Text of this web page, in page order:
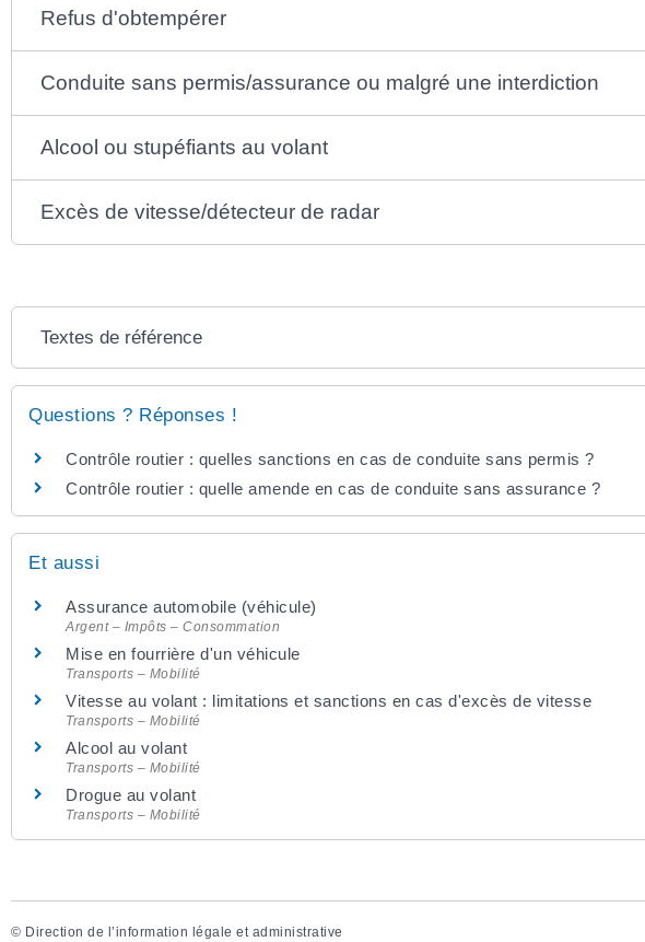
Refus d'obtempérer
Conduite sans permis/assurance ou malgré une interdiction
Alcool ou stupéfiants au volant
Excès de vitesse/détecteur de radar
Textes de référence
Questions ? Réponses !
Contrôle routier : quelles sanctions en cas de conduite sans permis ?
Contrôle routier : quelle amende en cas de conduite sans assurance ?
Et aussi
Assurance automobile (véhicule)
Argent – Impôts – Consommation
Mise en fourrière d'un véhicule
Transports – Mobilité
Vitesse au volant : limitations et sanctions en cas d'excès de vitesse
Transports – Mobilité
Alcool au volant
Transports – Mobilité
Drogue au volant
Transports – Mobilité
© Direction de l’information légale et administrative